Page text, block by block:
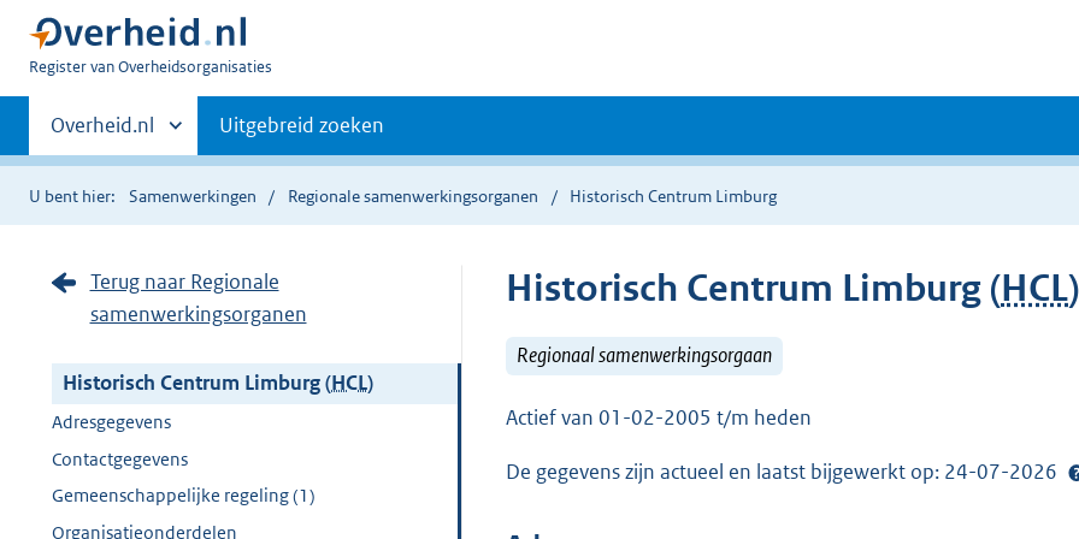
U
Register van Overheidsorganisaties
Primaire
navigatie
Andere
sites
binnen
Overheid.nl Uitgebreid zoeken
U bent hier: Samenwerkingen Regionale samenwerkingsorganen Historisch Centrum Limburg
Terug naar Regionale
samenwerkingsorganen
Historisch Centrum Limburg (HCL)
Adresgegevens
Contactgegevens
Gemeenschappelijke regeling (1)
Organisatieonderdelen
Historisch Centrum Limburg (HCL)
Regionaal samenwerkingsorgaan
Actief van 01-02-2005 t/m heden
De gegevens zijn actueel en laatst bijgewerkt op: 24-07-2026